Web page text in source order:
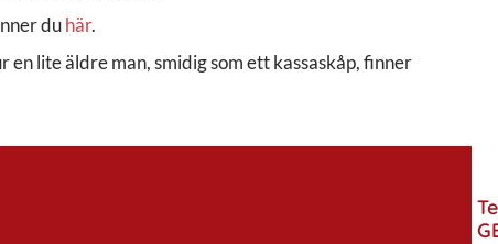
duhär.
en lite äldre man, smidig som ett kassaskåp, finner